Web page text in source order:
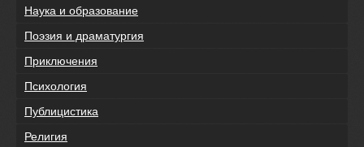
Наука и образование
Поэзия и драматургия
Приключения
Психология
Публицистика
Религия